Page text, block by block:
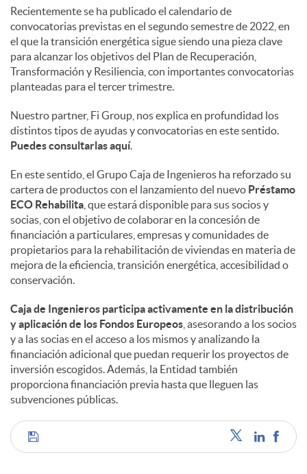
d
e
c
o
n
t
e
n
i
d
Recientemente se ha publicado el calendario de
convocatorias previstas en el segundo semestre de 2022, en
el que la transición energética sigue siendo una pieza clave
para alcanzar los objetivos del Plan de Recuperación,
Transformación y Resiliencia, con importantes convocatorias
planteadas para el tercer trimestre.
Nuestro partner, Fi Group, nos explica en profundidad los
distintos tipos de ayudas y convocatorias en este sentido.
Puedes consultarlas aquí.
En este sentido, el Grupo Caja de Ingenieros ha reforzado su
cartera de productos con el lanzamiento del nuevo Préstamo
ECO Rehabilita , que estará disponible para sus socios y
socias, con el objetivo de colaborar en la concesión de
financiación a particulares, empresas y comunidades de
propietarios para la rehabilitación de viviendas en materia de
mejora de la eficiencia, transición energética, accesibilidad o
conservación.
Caja de Ingenieros participa activamente en la distribución
y aplicación de los Fondos Europeos , asesorando a los socios
y a las socias en el acceso a los mismos y analizando la
financiación adicional que puedan requerir los proyectos de
inversión escogidos. Además, la Entidad también
proporciona financiación previa hasta que lleguen las
subvenciones públicas.
C